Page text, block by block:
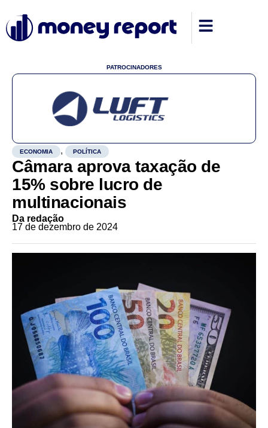
PATROCINADORES
ECONOMIA , POLÍTICA
Câmara aprova taxação de
15% sobre lucro de
multinacionais
Da redação
17 de dezembro de 2024